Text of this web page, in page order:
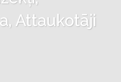
Attaukotāji